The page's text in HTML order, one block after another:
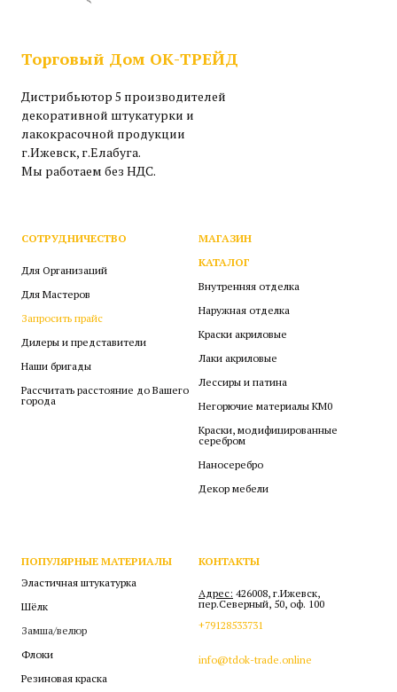
Торговый Дом ОК-ТРЕЙД
Дистрибьютор 5 производителей
декоративной штукатурки и
лакокрасочной продукции
г.Ижевск, г.Елабуга.
Мы работаем без НДС.
СОТРУДНИЧЕСТВО
Для Организаций
Для Мастеров
Запросить прайс
Дилеры и представители
Наши бригады
Рассчитать расстояние до Вашего
города
МАГАЗИН
КАТАЛОГ
Внутренняя отделка
Наружная отделка
Краски акриловые
Лаки акриловые
Лессиры и патина
Негорючие материалы КМ0
Краски, модифицированные
серебром
Наносеребро
Декор мебели
ПОПУЛЯРНЫЕ МАТЕРИАЛЫ
Эластичная штукатурка
Шёлк
Замша/велюр
Флоки
Резиновая краска
КОНТАКТЫ
Адрес: 426008, г.Ижевск,
пер.Северный, 50, оф. 100
+79128533731
info@tdok-trade.online